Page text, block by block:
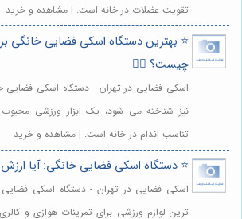
تقویت عضلات در خانه است. | مشاهده و خرید
⭐️ بهترین دستگاه اسکی فضایی خانگی
چیست؟ 🏋️‍♀️
اسکی فضایی در تهران - دستگاه اسکی فضایی
نیز شناخته می شود، یک ابزار ورزشی محبوب
تناسب اندام در خانه است. | مشاهده و خرید
⭐️ دستگاه اسکی فضایی خانگی: آیا
اسکی فضایی در تهران - دستگاه اسکی
ترین لوازم ورزشی برای تمرینات هوازی و